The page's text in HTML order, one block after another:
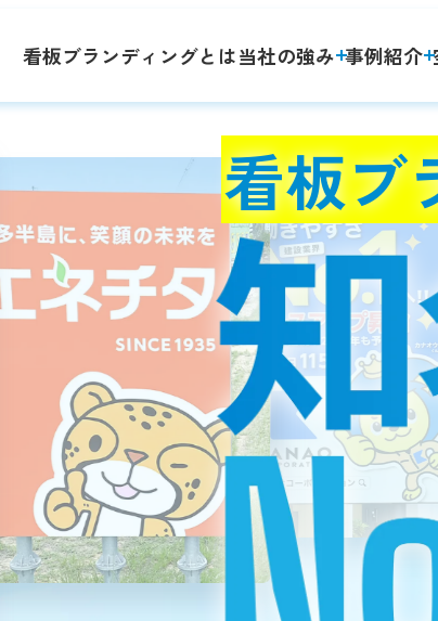
看板ブランディングとは当社の強み 事例紹介
看板ブ